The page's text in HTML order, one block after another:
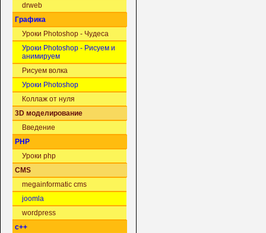
drweb
Графика
Уроки Photoshop - Чудеса
Уроки Photoshop - Рисуем и
анимируем
Рисуем волка
Уроки Photoshop
Коллаж от нуля
3D моделирование
Введение
PHP
Уроки php
CMS
megainformatic cms
joomla
wordpress
c++